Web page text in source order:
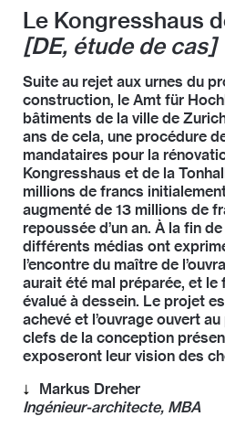
Il affirme :« La qualité du bâti
absolue. Il appartient au
définir en fonction des
Il affirme :« La volonté
donné : c’est de cette
conditions cadres exige un
manière dont nous voulons
capacités intellectuelles, le
politique des ingénieur·es et
absolument nécessaires pour
dans nos villes sans pour
objectifs en tant que corps
prix au profit d’une
mandant doit être en mesure
ses objectifs pour utiliser
partenaires adaptés. Une
s’adresse pas en premier lieu
le moins cher. Ceci marque
délétères dans le domaine de
climatiques de la ville de
stratégique « Climat Énergie
Elle affirme :
« La qualité
réfléchie et prospective. C’est
des bâtiments en phase avec
notre époque – crise
biodiversité – et qui
ressources en matériaux pour
futures, au lieu d’être des
Le Kongresshaus
[DE, étude de cas]
Suite au rejet aux urnes du
construction, le Amt für
bâtiments de la ville de
ans de cela, une procédure
mandataires pour la
Kongresshaus et de la
millions de francs
augmenté de 13 millions de
repoussée d’un an. À la fin
différents médias ont
l’encontre du maître de
aurait été mal préparée, et
évalué à dessein. Le projet
achevé et l’ouvrage ouvert
clefs de la conception
exposeront leur vision des
Markus Dreher
Ingénieur-architecte, MBA